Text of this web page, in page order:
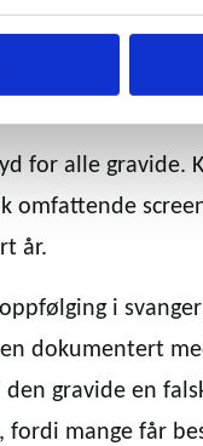
for alle gravide.
omfattende
år.
i
dokumentert
gravide en
mange får